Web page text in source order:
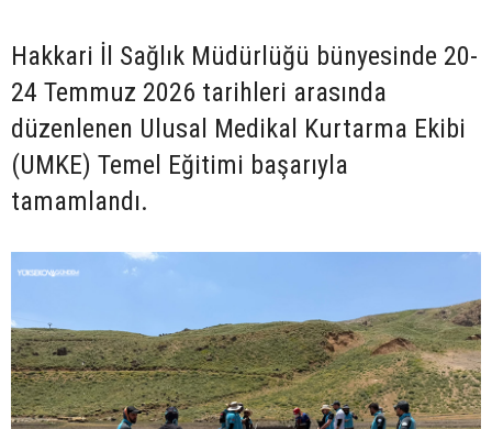
Hakkari İl Sağlık Müdürlüğü bünyesinde 20-
24 Temmuz 2026 tarihleri arasında
düzenlenen Ulusal Medikal Kurtarma Ekibi
(UMKE) Temel Eğitimi başarıyla
tamamlandı.